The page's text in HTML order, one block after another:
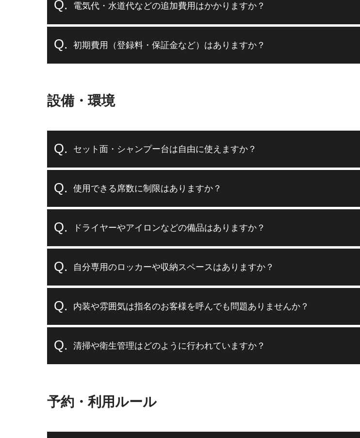
電気代・水道代などの追加費用はかかりますか？
初期費用（登録料・保証金など）はありますか？
設備・環境
セット面・シャンプー台は自由に使えますか？
使用できる席数に制限はありますか？
ドライヤーやアイロンなどの備品はありますか？
自分専用のロッカーや収納スペースはありますか？
内装や雰囲気は指名のお客様を呼んでも問題ありませんか？
清掃や衛生管理はどのように行われていますか？
予約・利用ルール